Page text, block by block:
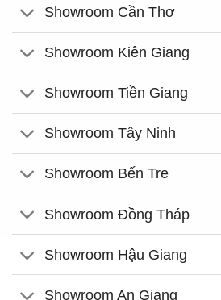
Showroom Cần Thơ
Showroom Kiên Giang
Showroom Tiền Giang
Showroom Tây Ninh
Showroom Bến Tre
Showroom Đồng Tháp
Showroom Hậu Giang
Showroom An Giang